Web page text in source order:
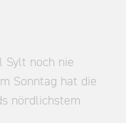
Sylt noch nie
Sonntag hat die
nördlichstem